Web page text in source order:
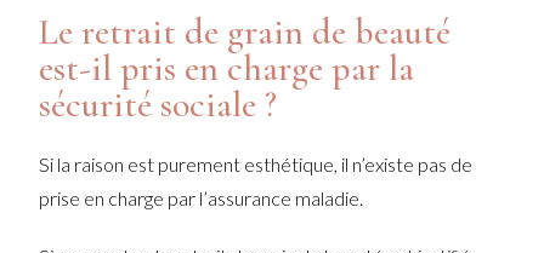
Le retrait de grain de beauté
est-il pris en charge par la
sécurité sociale ?
Si la raison est purement esthétique, il n’existe pas de
prise en charge par l’assurance maladie.